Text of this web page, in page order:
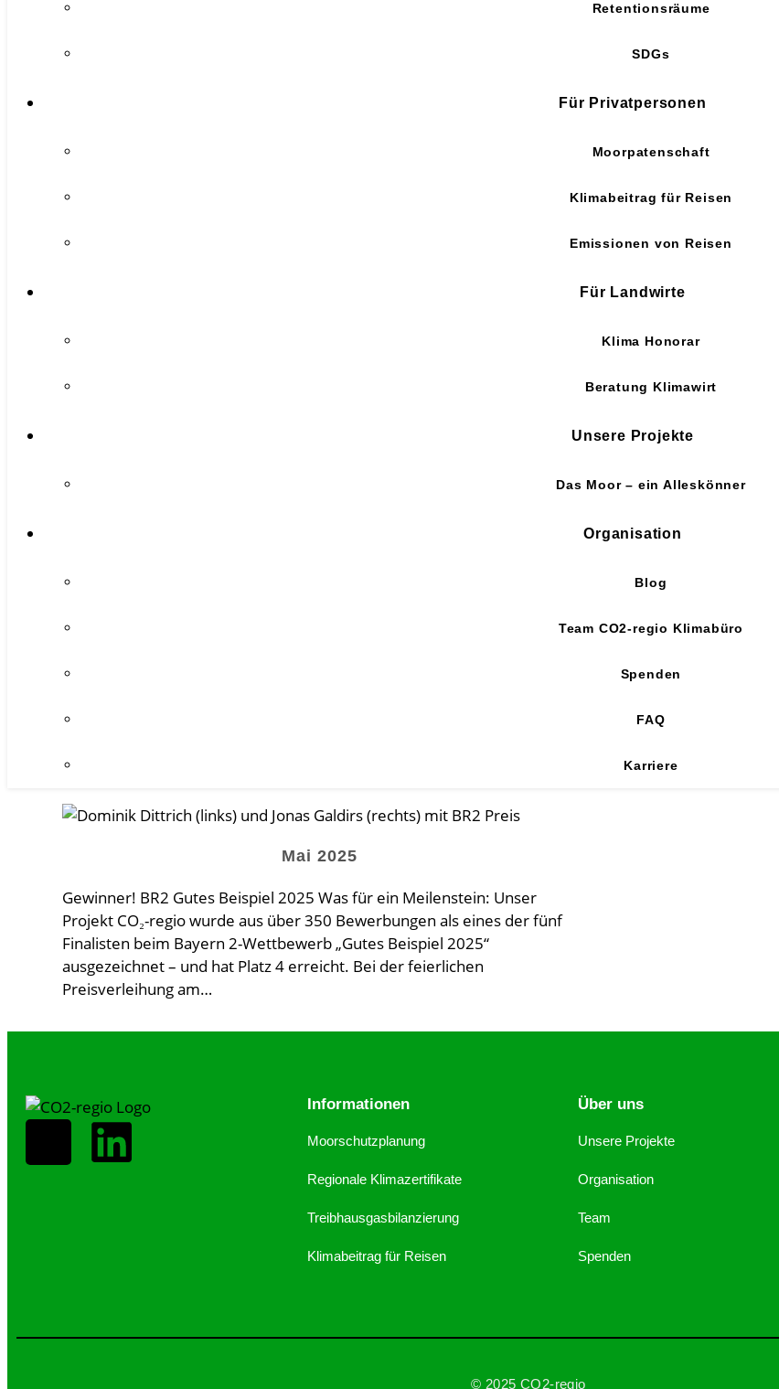
Retentionsräume
SDGs
Für Privatpersonen
Moorpatenschaft
Klimabeitrag für Reisen
Emissionen von Reisen
Für Landwirte
Klima Honorar
Beratung Klimawirt
Unsere Projekte
Das Moor – ein Alleskönner
Organisation
Blog
Team CO2-regio Klimabüro
Spenden
FAQ
Karriere
Mai 2025
Gewinner! BR2 Gutes Beispiel 2025 Was für ein Meilenstein: Unser
Projekt CO₂-regio wurde aus über 350 Bewerbungen als eines der fünf
Finalisten beim Bayern 2-Wettbewerb „Gutes Beispiel 2025“
ausgezeichnet – und hat Platz 4 erreicht. Bei der feierlichen
Preisverleihung am…
Informationen
Moorschutzplanung
Regionale Klimazertifikate
Treibhausgasbilanzierung
Klimabeitrag für Reisen
Über uns
Unsere Projekte
Organisation
Team
Spenden
© 2025 CO2-regio